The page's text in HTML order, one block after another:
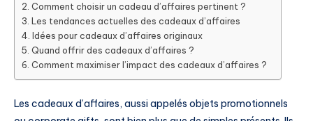
Comment choisir un cadeau d’affaires pertinent ?
Les tendances actuelles des cadeaux d’affaires
Idées pour cadeaux d’affaires originaux
Quand offrir des cadeaux d’affaires ?
Comment maximiser l’impact des cadeaux d’affaires ?
Les cadeaux d’affaires, aussi appelés objets promotionnels